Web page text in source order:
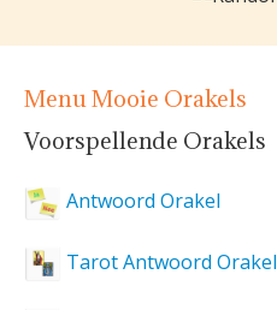
Menu Mooie Orakels
Voorspellende Orakels
Antwoord Orakel
Tarot Antwoord Orakel